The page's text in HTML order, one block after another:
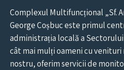
Complexul Multifuncțional „Sf.
George Coșbuc este primul
administrația locală a Sectorului
cât mai mulți oameni cu
nostru, oferim servicii de